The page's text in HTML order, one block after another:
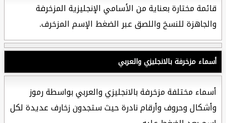
قائمة مختارة بعناية من الأسامي الإنجليزية المزخرفة
والجاهزة للنسخ واللصق عبر الضغط الإسم المزخرف.
أسماء مزخرفة بالانجليزي والعربي
أسماء مختلفة مزخرفة بالانجليزي والعربي بواسطة رموز
وأشكال وحروف وأرقام نادرة حيث ستجدون زخارف عديدة لكل